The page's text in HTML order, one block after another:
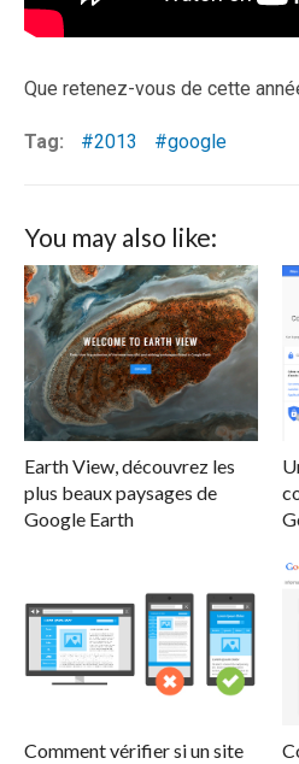
Que retenez-vous de cette
Tag: 2013 google
You may also like:
Earth View, découvrez les
plus beaux paysages de
Google Earth
Comment vérifier si un site